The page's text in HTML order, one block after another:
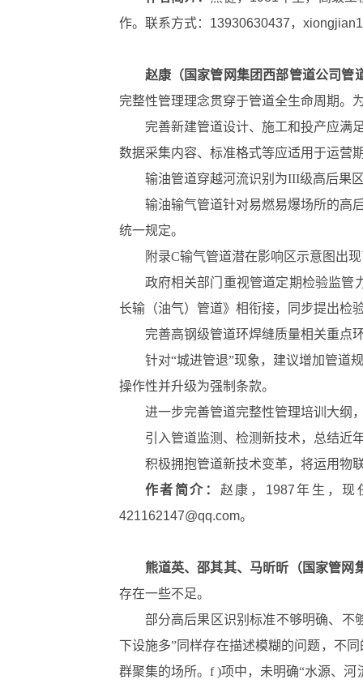
作。联系方式：13930630437，
赵康（国家管网集团西部管道公司管
完整性管理理念贯穿于管道全生命周期。
完善新建管道设计、施工和投产应满
数据采集内容、标准格式等应适用于运营
输油管道穿越河流识别为III级高后果
输油输气管道针对易燃易爆场所的高
统一规定。
附录C输气管道潜在影响区示意图出
政府相关部门重视管道定期检验监管
长输（油气）管道》相衔接，同步提出检
完善高钢级管道环焊缝质量相关重点
针对“城进管退”现象，建议增加管道
操作性并升级为强制条款。
进一步完善管道完整性管理培训大纲
引入管道监测、检测新技术，总结近
积极拥抱管道新技术变革，将运用物
作者简介： 赵康，1987年生，现
421162147@qq.com。
熊道英、邵其其、马昕昕（国家管网
存在一些不足。
部分高后果区识别标准不够明确、不
下设施多”同样存在描述模糊的问题，不
群聚集的场所。f )项中，未明确“水源、